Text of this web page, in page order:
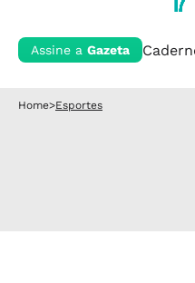
Assine a Gazeta
Home>Esportes